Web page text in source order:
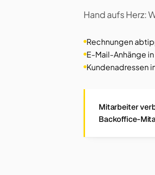
Hand aufs Herz:
Rechnungen
E-Mail-Anhänge
Kundenadressen
Mitarbeiter
Backoffice-